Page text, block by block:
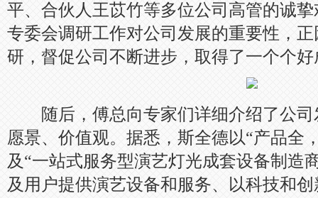
平、合伙人王苡竹等多位公司高管的诚
专委会调研工作对公司发展的重要性，
研，督促公司不断进步，取得了一个个好
随后，傅总向专家们详细介绍了公司
愿景、价值观。据悉，斯全德以“产品全
及“一站式服务型演艺灯光成套设备制造
及用户提供演艺设备和服务、以科技和